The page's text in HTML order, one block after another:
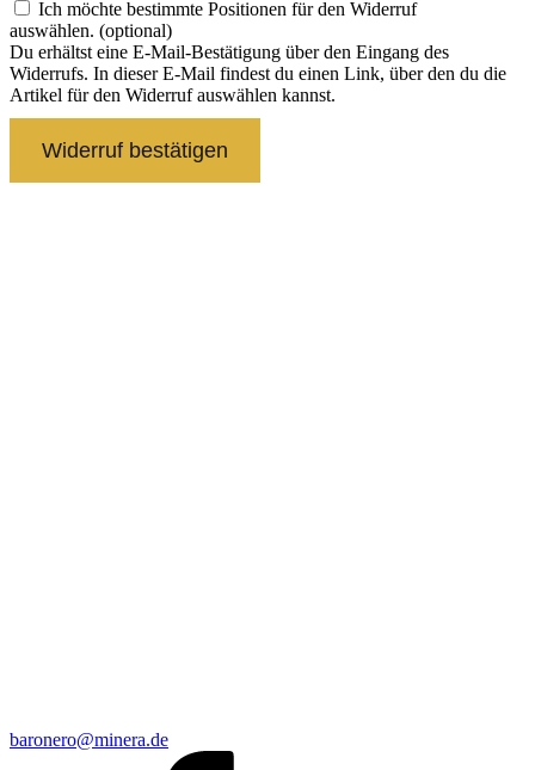
Ich möchte bestimmte Positionen für den Widerruf
auswählen. (optional)
Du erhältst eine E-Mail-Bestätigung über den Eingang des
Widerrufs. In dieser E-Mail findest du einen Link, über den du die
Artikel für den Widerruf auswählen kannst.
Widerruf bestätigen
baronero@minera.de